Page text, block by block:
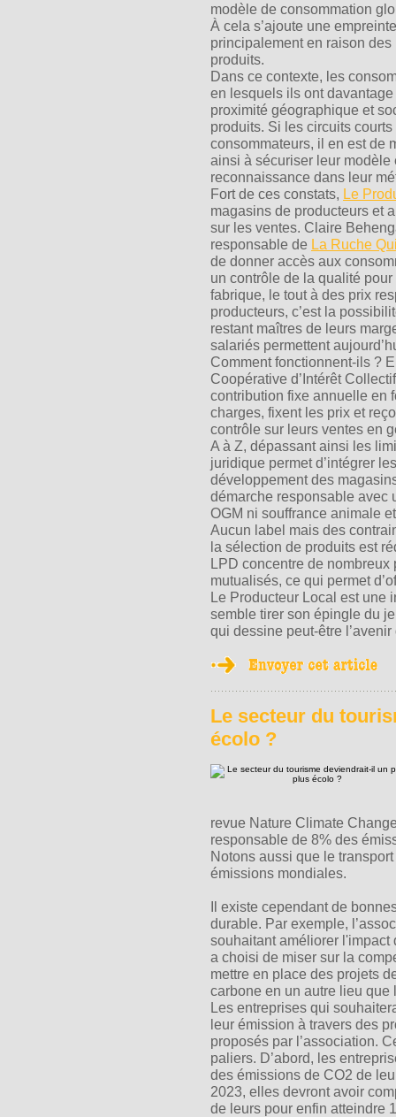
modèle de consommation
À cela s’ajoute une
principalement en raison
produits.
Dans ce contexte, les
en lesquels ils ont
proximité géographique et
produits. Si les circuits
consommateurs, il en est de
ainsi à sécuriser leur modèle
reconnaissance dans leur
Fort de ces constats, Le
magasins de producteurs et
sur les ventes. Claire
responsable de La Ruche
de donner accès aux
un contrôle de la qualité
fabrique, le tout à des prix
producteurs, c’est la
restant maîtres de leurs
salariés permettent
Comment fonctionnent-ils ?
Coopérative d’Intérêt
contribution fixe annuelle en
charges, fixent les prix et
contrôle sur leurs ventes en
A à Z, dépassant ainsi les
juridique permet d’intégrer
développement des
démarche responsable avec
OGM ni souffrance animale
Aucun label mais des
la sélection de produits est
LPD concentre de
mutualisés, ce qui permet
Le Producteur Local est une
semble tirer son épingle du
qui dessine peut-être
Le secteur du
écolo ?
revue Nature Climate
responsable de 8% des
Notons aussi que le
émissions mondiales.
Il existe cependant de
durable. Par exemple,
souhaitant améliorer l'impact
a choisi de miser sur la
mettre en place des projets
carbone en un autre lieu que
Les entreprises qui
leur émission à travers des
proposés par l’association.
paliers. D’abord, les
des émissions de CO2 de
2023, elles devront avoir
de leurs pour enfin atteindre